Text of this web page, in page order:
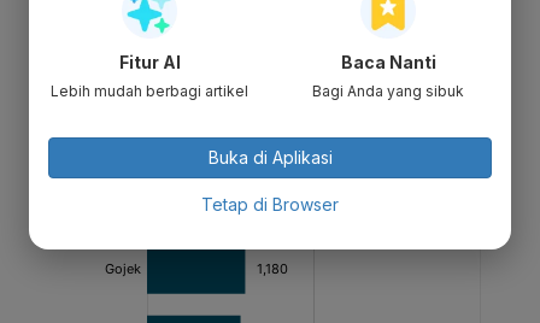
Fitur AI
Lebih mudah berbagi artikel
Baca Nanti
Bagi Anda yang sibuk
Buka di Aplikasi
Tetap di Browser